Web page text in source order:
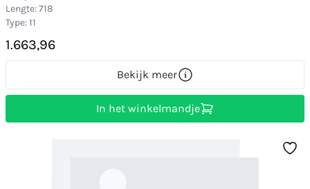
Lengte: 718
Type: 11
1.663,96
Bekijk meer
In het winkelmandje